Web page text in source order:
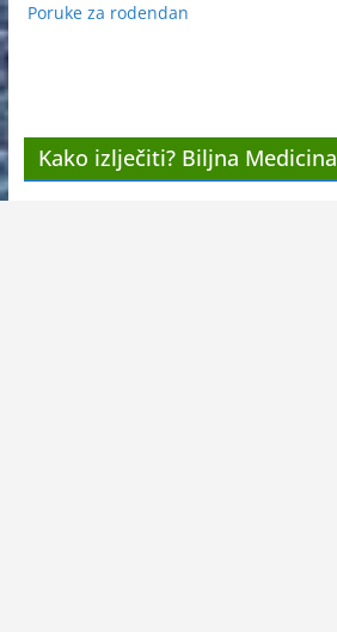
Poruke za rodendan
Kako izlječiti? Biljna Medicina